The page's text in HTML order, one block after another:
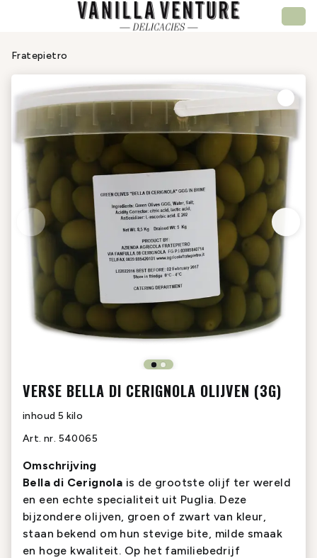
Fratepietro
VERSE BELLA DI CERIGNOLA OLIJVEN (3G)
inhoud 5 kilo
Art. nr. 540065
Omschrijving
Bella di Cerignola is de grootste olijf ter wereld
en een echte specialiteit uit Puglia. Deze
bijzondere olijven, groen of zwart van kleur,
staan bekend om hun stevige bite, milde smaak
en hoge kwaliteit. Op het familiebedrijf